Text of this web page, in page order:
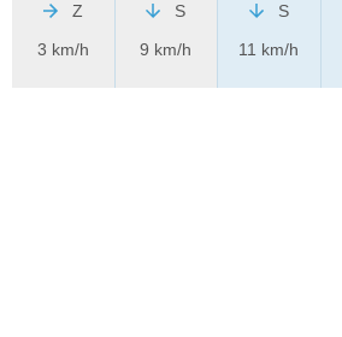
Z
3 km/h
S
9 km/h
S
11 km/h